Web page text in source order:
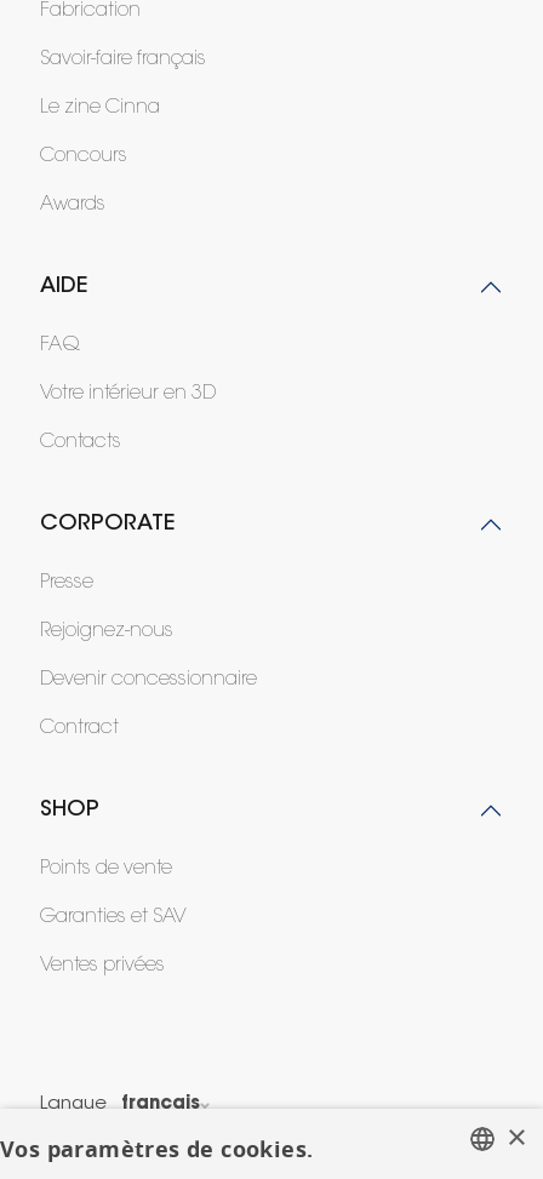
Fabrication
Savoir-faire français
Le zine Cinna
Concours
Awards
AIDE
FAQ
Votre intérieur en 3D
Contacts
CORPORATE
Presse
Rejoignez-nous
Devenir concessionnaire
Contract
SHOP
Points de vente
Garanties et SAV
Ventes privées
Langue français
Pays France ×
Vos paramètres de cookies.